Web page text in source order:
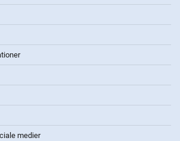
medier